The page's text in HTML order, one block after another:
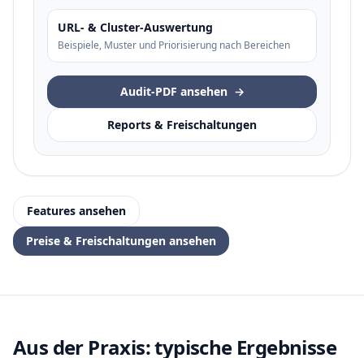
URL- & Cluster-Auswertung
Beispiele, Muster und Priorisierung nach Bereichen
Audit-PDF ansehen →
Reports & Freischaltungen
Features ansehen
Preise & Freischaltungen ansehen
Aus der Praxis: typische Ergebnisse